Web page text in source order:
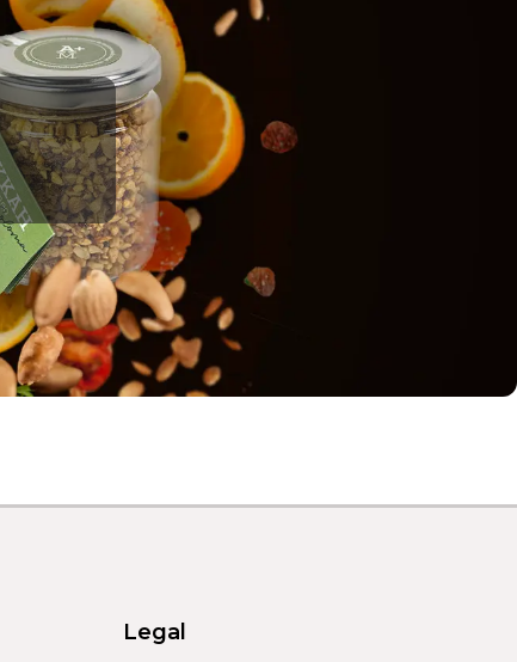
Legal